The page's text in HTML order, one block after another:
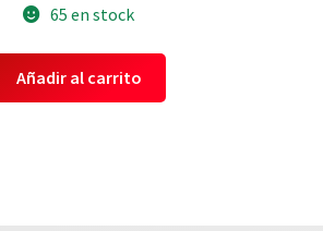
65 en stock
Añadir al carrito